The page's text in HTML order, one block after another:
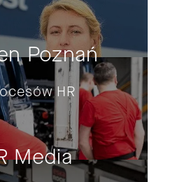
Poznań
HR
Media